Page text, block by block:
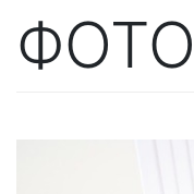
ФОТО